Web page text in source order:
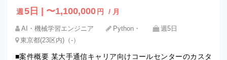
週 5日 | 〜1,100,000 円 / 月
AI・機械学習エンジニア Python・
週5日
東京都(23区内)（-）
■案件概要 某大手通信キャリア向けコールセンターのカスタ